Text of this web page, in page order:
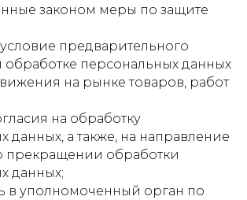
законом меры по защите
предварительного
обработке персональных данных
на рынке товаров, работ
на обработку
данных, а также, на направление
прекращении обработки
данных;
в уполномоченный орган по